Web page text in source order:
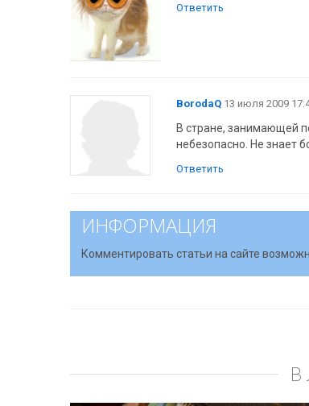
Ответить
BorodaQ13 июля 2009
В стране, занимающей
небезопасно. Не знает
Ответить
ИНФОРМАЦИЯ
Комментировать статьи на сайте
В